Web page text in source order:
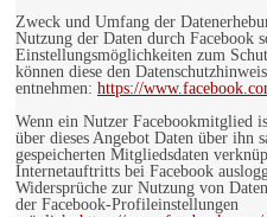
Zweck und Umfang der
Nutzung der Daten durch Facebook
Einstellungsmöglichkeiten zum
können diese den
entnehmen: https://
Wenn ein Nutzer Facebookmitglied
über dieses Angebot Daten über ihn
gespeicherten Mitgliedsdaten
Internetauftritts bei Facebook
Widersprüche zur Nutzung von
der Facebook-Profileinstellungen